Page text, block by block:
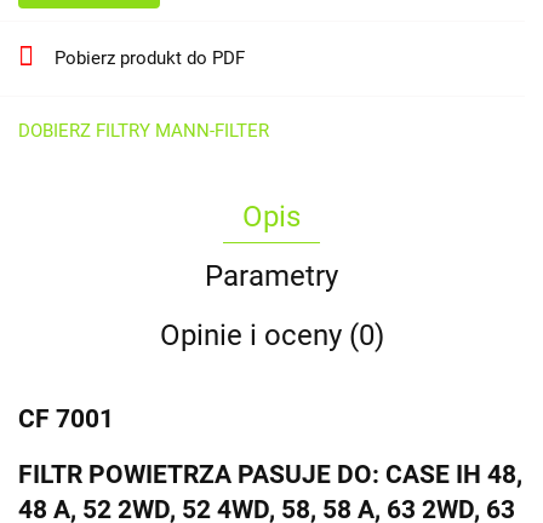
Pobierz produkt do PDF
DOBIERZ FILTRY MANN-FILTER
Opis
Parametry
Opinie i oceny (0)
CF 7001
FILTR POWIETRZA PASUJE DO: CASE IH 48,
48 A, 52 2WD, 52 4WD, 58, 58 A, 63 2WD, 63